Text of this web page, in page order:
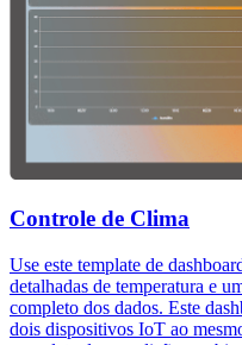
Controle de Clima
Use este template de
detalhadas de temperatura e
completo dos dados. Este
dois dispositivos IoT ao